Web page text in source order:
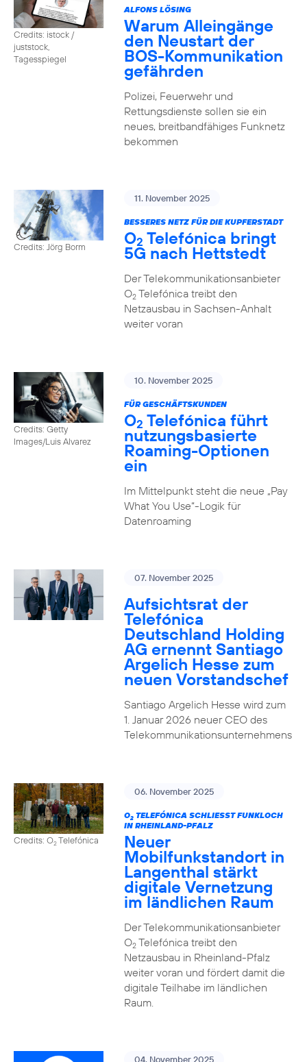
Credits: istock /
juststock,
Tagesspiegel
ALFONS LÖSING
Warum Alleingänge
den Neustart der
BOS-Kommunikation
gefährden
Polizei, Feuerwehr und
Rettungsdienste sollen sie ein
neues, breitbandfähiges Funknetz
bekommen
Credits: Jörg Borm
11. November 2025
BESSERES NETZ FÜR DIE KUPFERSTADT
O2 Telefónica bringt
5G nach Hettstedt
Der Telekommunikationsanbieter
O2Telefónica treibt den
Netzausbau in Sachsen-Anhalt
weiter voran
Credits: Getty
Images/Luis Alvarez
10. November 2025
FÜR GESCHÄFTSKUNDEN
O2 Telefónica führt
nutzungs­basierte
Roaming-Optionen
ein
Im Mittelpunkt steht die neue „Pay
What You Use“-Logik für
Datenroaming
07. November 2025
Aufsichtsrat der
Telefónica
Deutschland Holding
AG ernennt Santiago
Argelich Hesse zum
neuen Vorstandschef
Santiago Argelich Hesse wird zum
1. Januar 2026 neuer CEO des
Telekommunikationsunternehmens
Credits: O2Telefónica
06. November 2025
O2TELEFÓNICA SCHLIESST FUNKLOCH I
N RHEINLAND-PFALZ
Neuer
Mobilfunkstandort in
Langenthal stärkt
digitale Vernetzung
im ländlichen Raum
Der Telekommunikationsanbieter
O2Telefónica treibt den
Netzausbau in Rheinland-Pfalz
weiter voran und fördert damit die
digitale Teilhabe im ländlichen
Raum.
04. November 2025